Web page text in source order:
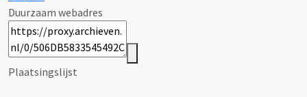
Duurzaam webadres
Plaatsingslijst